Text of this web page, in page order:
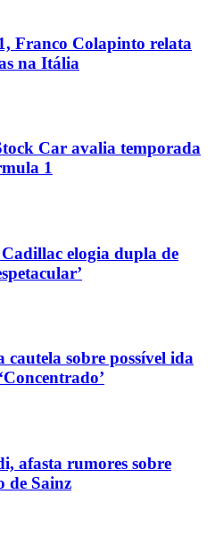
Franco Colapinto relata
na Itália
Car avalia temporada
1
elogia dupla de
sobre possível ida
afasta rumores sobre
de Sainz